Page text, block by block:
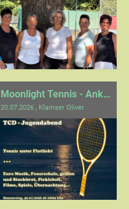
Moonlight Tennis - Ankündigung
20.07.2026 , Klamser Oliver